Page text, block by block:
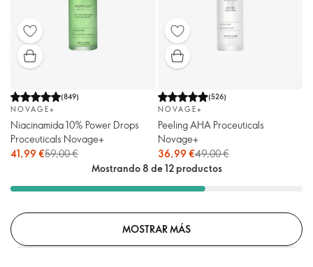
(849)
NOVAGE+
Niacinamida 10% Power Drops
Proceuticals Novage+
41,99 €59,00 €
(526)
NOVAGE+
Peeling AHA Proceuticals
Novage+
36,99 €49,00 €
Mostrando 8 de 12 productos
MOSTRAR MÁS